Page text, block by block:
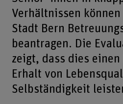
Verhältnissen
Stadt Bern
beantragen. Die
zeigt, dass dies einen
Erhalt von
Selbständigkeit